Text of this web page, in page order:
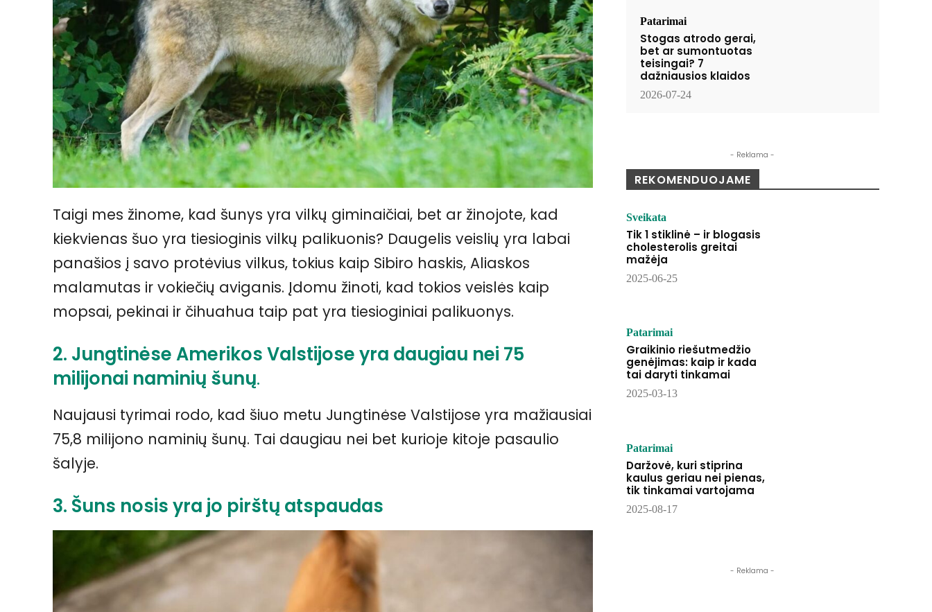
Taigi mes žinome, kad šunys yra vilkų giminaičiai, bet ar žinojote, kad
kiekvienas šuo yra tiesioginis vilkų palikuonis? Daugelis veislių yra labai
panašios į savo protėvius vilkus, tokius kaip Sibiro haskis, Aliaskos
malamutas ir vokiečių aviganis. Įdomu žinoti, kad tokios veislės kaip
mopsai, pekinai ir čihuahua taip pat yra tiesioginiai palikuonys.
2. Jungtinėse Amerikos Valstijose yra daugiau nei 75
milijonai naminių šunų.
Naujausi tyrimai rodo, kad šiuo metu Jungtinėse Valstijose yra mažiausiai
75,8 milijono naminių šunų. Tai daugiau nei bet kurioje kitoje pasaulio
šalyje.
3. Šuns nosis yra jo pirštų atspaudas
Patarimai
Stogas atrodo gerai,
bet ar sumontuotas
teisingai? 7
dažniausios klaidos
2026-07-24
- Reklama -
REKOMENDUOJAME
Sveikata
Tik 1 stiklinė – ir blogasis
cholesterolis greitai
mažėja
2025-06-25
Patarimai
Graikinio riešutmedžio
genėjimas: kaip ir kada
tai daryti tinkamai
2025-03-13
Patarimai
Daržovė, kuri stiprina
kaulus geriau nei pienas,
tik tinkamai vartojama
2025-08-17
- Reklama -